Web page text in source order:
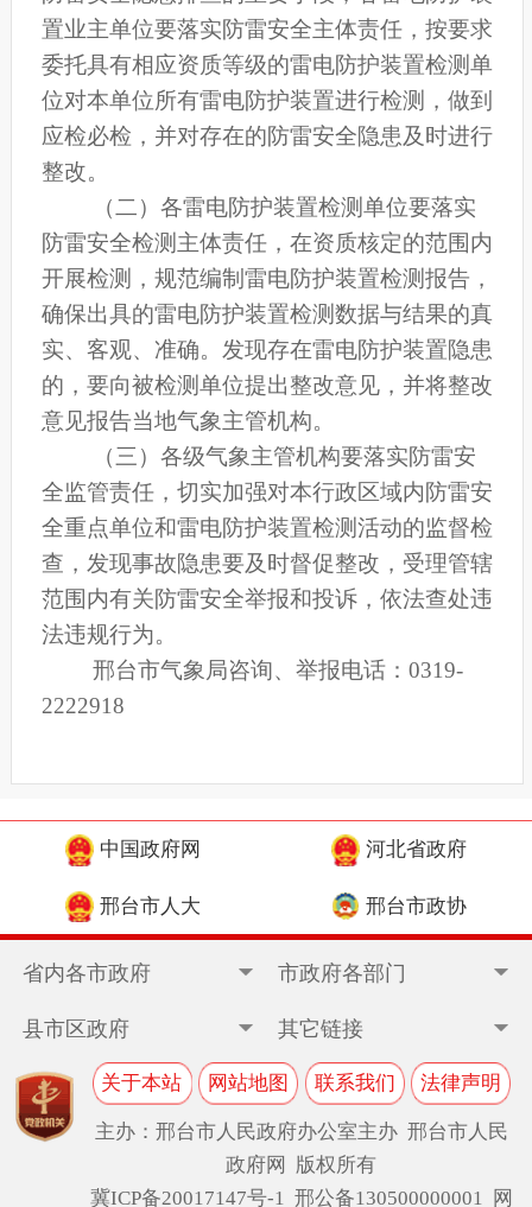
置业主单位要落实防雷安全主体责任，按要求
委托具有相应资质等级的雷电防护装置检测单
位对本单位所有雷电防护装置进行检测，做到
应检必检，并对存在的防雷安全隐患及时进行
整改。
（二）各雷电防护装置检测单位要落实
防雷安全检测主体责任，在资质核定的范围内
开展检测，规范编制雷电防护装置检测报告，
确保出具的雷电防护装置检测数据与结果的真
实、客观、准确。发现存在雷电防护装置隐患
的，要向被检测单位提出整改意见，并将整改
意见报告当地气象主管机构。
（三）各级气象主管机构要落实防雷安
全监管责任，切实加强对本行政区域内防雷安
全重点单位和雷电防护装置检测活动的监督检
查，发现事故隐患要及时督促整改，受理管辖
范围内有关防雷安全举报和投诉，依法查处违
法违规行为。
邢台市气象局咨询、举报电话：0319-
2222918
中国政府网 河北省政府
邢台市人大 邢台市政协
省内各市政府 市政府各部门
县市区政府 其它链接
关于本站 网站地图 联系我们 法律声明
主办：邢台市人民政府办公室主办 邢台市人民
政府网 版权所有
冀ICP备20017147号-1 邢公备130500000001 网